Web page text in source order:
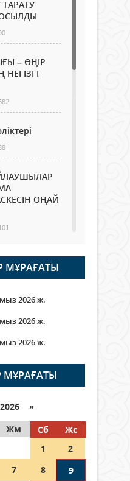
– ӨҢІР
ОҢАЙ
облысы
20
етті
ҚАЛАЙ
160
бере
МҰРАҒАТЫ
2026 ж.
2026 ж.
2026 ж.
»
Жм Сб
Жс
1
2
7 8
9